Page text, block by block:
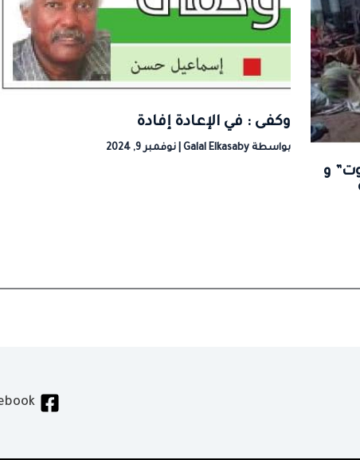
و
وكفى : في الإعادة إفادة
بواسطة Galal Elkasaby نوفمبر 9, 2024